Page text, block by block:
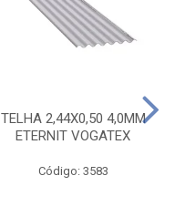
TELHA 2,44X0,50 4,0MM
ETERNIT VOGATEX
Código: 3583